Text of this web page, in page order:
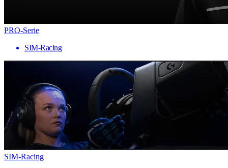
PRO-Serie
SIM-Racing
SIM-Racing